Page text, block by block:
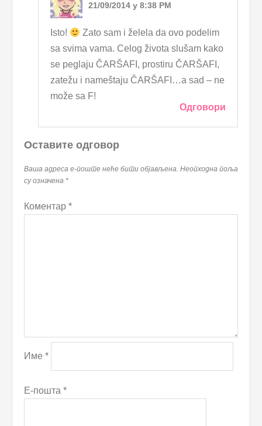
21/09/2014 у 8:38 PM
Isto!
Zato sam i želela da ovo podelim
sa svima vama. Celog života slušam kako
se peglaju ČARŠAFI, prostiru ČARŠAFI,
zatežu i nameštaju ČARŠAFI…a sad – ne
može sa F!
Одговори
Оставите одговор
Ваша адреса е-поште неће бити објављена. Неопходна поља
су означена *
Коментар *
Име *
Е-пошта *